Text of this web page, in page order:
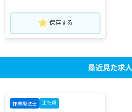
保存する
最近見た求人
作業療法士 正社員